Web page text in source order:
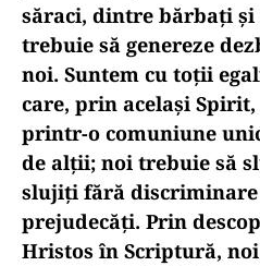
săraci, dintre bărbaţi şi
trebuie să genereze
noi. Suntem cu toţii
care, prin acelaşi Spirit,
printr-o comuniune
de alţii; noi trebuie să
slujiţi fără
prejudecăţi. Prin
Hristos în Scriptură,